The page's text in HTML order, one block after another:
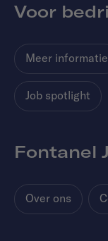
Voor
Meer informatie
Job spotlight
Fontanel
Over ons